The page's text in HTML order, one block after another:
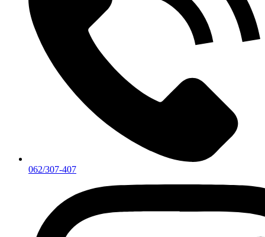
062/307-407